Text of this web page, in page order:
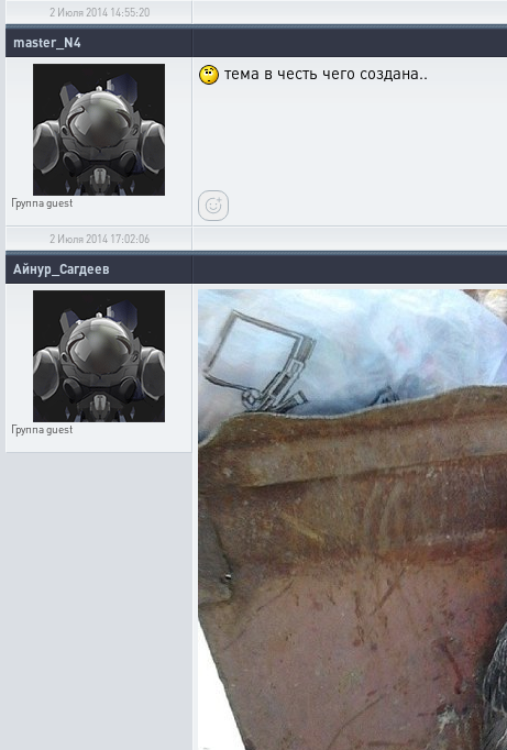
2 Июля 2014 14:55:20
master_N4
Группаguest
тема в честь чего создана..
2 Июля 2014 17:02:06
Айнур_Сагдеев
Группаguest